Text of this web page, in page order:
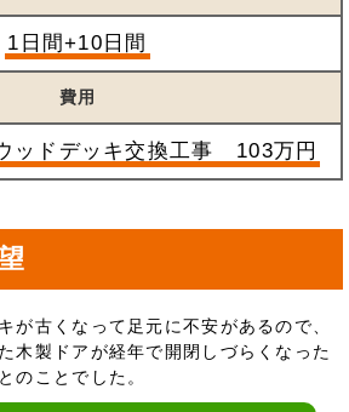
1日間+10日間
費用
ッドデッキ交換工事 103万円
が古くなって足元に不安があるので、
木製ドアが経年で開閉しづらくなった
のことでした。